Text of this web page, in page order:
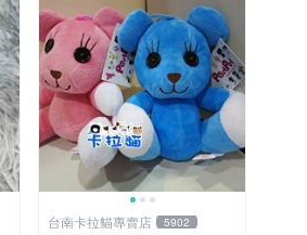
台南卡拉貓專賣店 5902